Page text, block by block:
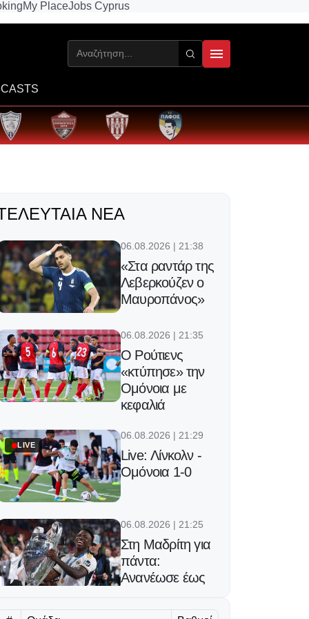
My PlaceJobs Cyprus
ΝΈΑ
06.08.2026 | 21:38
«Στα ραντάρ της
Λεβερκούζεν ο
Μαυροπάνος»
06.08.2026 | 21:35
Ο Ρούτιενς
«κτύπησε» την
Ομόνοια με
κεφαλιά
LIVE
06.08.2026 | 21:29
Live: Λίνκολν -
Ομόνοια 1-0
06.08.2026 | 21:25
Στη Μαδρίτη για
πάντα:
Ανανέωσε έως